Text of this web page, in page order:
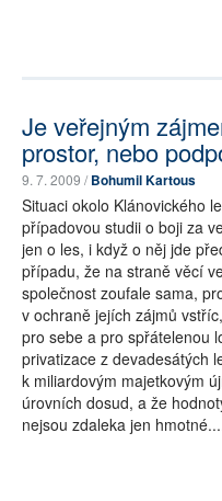
Je veřejným
prostor, nebo
9. 7. 2009 /Bohumil Kartous
Situaci okolo Klánovického
případovou studii o boji za
jen o les, i když o něj jde
případu, že na straně věcí
společnost zoufale sama,
v ochraně jejích zájmů
pro sebe a pro spřátelenou
privatizace z devadesátých
k miliardovým majetkovým
úrovních dosud, a že
nejsou zdaleka jen